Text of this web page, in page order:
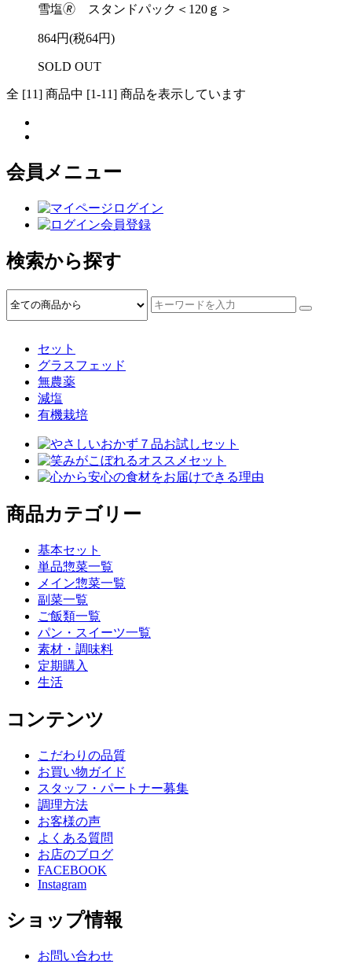
雪塩🄬 スタンドパック＜120ｇ＞
864円(税64円)
SOLD OUT
全 [11] 商品中 [1-11] 商品を表示しています
会員メニュー
ログイン
会員登録
検索から探す
セット
グラスフェッド
無農薬
減塩
有機栽培
商品カテゴリー
基本セット
単品惣菜一覧
メイン惣菜一覧
副菜一覧
ご飯類一覧
パン・スイーツ一覧
素材・調味料
定期購入
生活
コンテンツ
こだわりの品質
お買い物ガイド
スタッフ・パートナー募集
調理方法
お客様の声
よくある質問
お店のブログ
FACEBOOK
Instagram
ショップ情報
お問い合わせ